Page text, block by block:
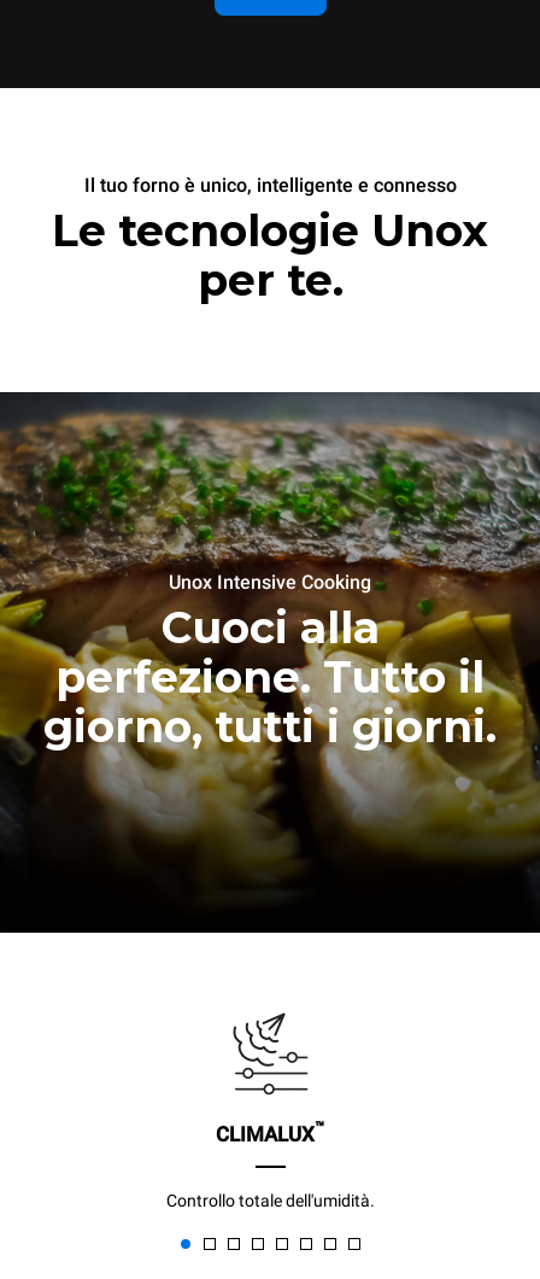
Il tuo forno è unico, intelligente e connesso
Le tecnologie Unox
per te.
Unox Intensive Cooking
Cuoci alla
perfezione. Tutto il
giorno, tutti i giorni.
CLIMALUX™
Controllo totale dell'umidità.